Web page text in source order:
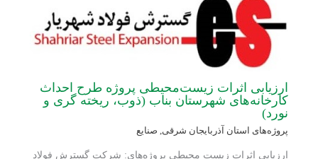
ارزیابی اثرات زیست‌محیطی پروژه طرح احداث
کارخانه‌های شهرستان بناب (ذوب، ریخته گری و
نورد)
پروژه‌های استان آذربایجان شرقی, صنایع
ارزیابی اثرات زیست محیطی پروژه‌های: شرکت گسترش فولاد